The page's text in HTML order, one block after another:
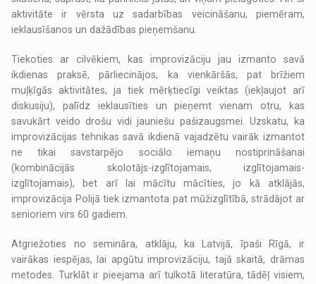
aktivitāte ir vērsta uz sadarbības veicināšanu, piemēram,
ieklausīšanos un dažādības pieņemšanu.
Tiekoties ar cilvēkiem, kas improvizāciju jau izmanto savā
ikdienas praksē, pārliecinājos, ka vienkāršās, pat brīžiem
muļķīgās aktivitātes, ja tiek mērķtiecīgi veiktas (iekļaujot arī
diskusiju), palīdz ieklausīties un pieņemt vienam otru, kas
savukārt veido drošu vidi jauniešu pašizaugsmei. Uzskatu, ka
improvizācijas tehnikas savā ikdienā vajadzētu vairāk izmantot
ne tikai savstarpējo sociālo iemaņu nostiprināšanai
(kombinācijās skolotājs-izglītojamais, izglītojamais-
izglītojamais), bet arī lai mācītu mācīties, jo kā atklājās,
improvizācija Polijā tiek izmantota pat mūžizglītībā, strādājot ar
senioriem virs 60 gadiem.
Atgriežoties no semināra, atklāju, ka Latvijā, īpaši Rīgā, ir
vairākas iespējas, lai apgūtu improvizāciju, tajā skaitā, drāmas
metodes. Turklāt ir pieejama arī tulkotā literatūra, tādēļ visiem,